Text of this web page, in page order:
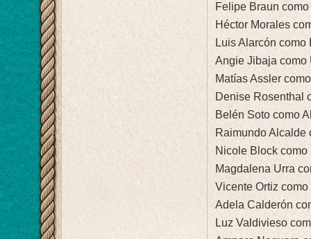
Felipe Braun
Héctor Morales
Luis Alarcón como
Angie Jibaja como
Matías Assler
Denise Rosenthal
Belén Soto como
Raimundo Alcalde
Nicole Block
Magdalena Urra
Vicente Ortiz
Adela Calderón
Luz Valdivieso